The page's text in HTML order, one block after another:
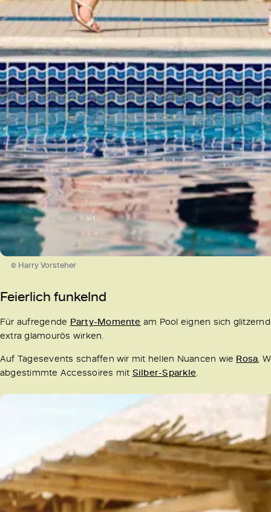
© Harry Vorsteher
Feierlich funkelnd
Für aufregende Party-Momente am Pool eignen sich
extra glamourös wirken.
Auf Tagesevents schaffen wir mit hellen Nuancen wie Rosa,
abgestimmte Accessoires mit Silber-Sparkle.